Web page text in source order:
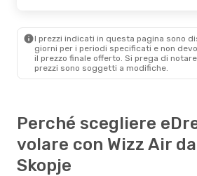
I prezzi indicati in questa pagina sono
giorni per i periodi specificati e non
il ​​prezzo finale offerto. Si prega di
prezzi sono soggetti a modifiche.
Perché scegliere
volare con Wizz Air
Skopje